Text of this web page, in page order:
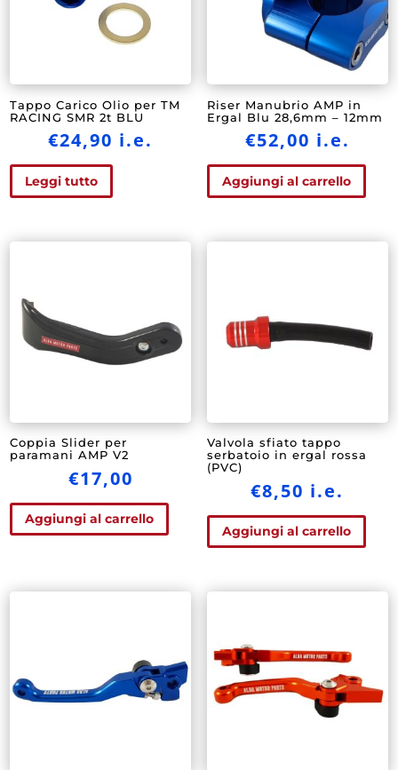
Tappo Carico Olio per TM
RACING SMR 2t BLU
€24,90 i.e.
Leggi tutto
Riser Manubrio AMP in
Ergal Blu 28,6mm – 12mm
€52,00 i.e.
Aggiungi al carrello
Coppia Slider per
paramani AMP V2
€17,00
Aggiungi al carrello
Valvola sfiato tappo
serbatoio in ergal rossa
(PVC)
€8,50 i.e.
Aggiungi al carrello